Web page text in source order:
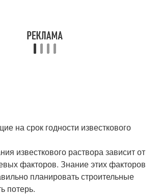
на срок годности известкового
известкового раствора зависит от
факторов. Знание этих факторов
планировать строительные
потерь.